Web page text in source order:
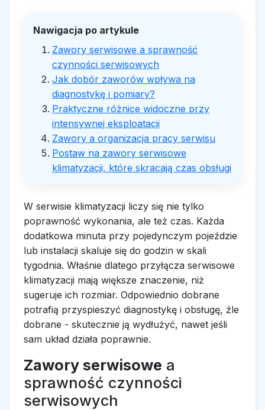
Nawigacja po artykule
Zawory serwisowe a sprawność
czynności serwisowych
Jak dobór zaworów wpływa na
diagnostykę i pomiary?
Praktyczne różnice widoczne przy
intensywnej eksploatacji
Zawory a organizacja pracy serwisu
Postaw na zawory serwisowe
klimatyzacji, które skracają czas obsługi
W serwisie klimatyzacji liczy się nie tylko
poprawność wykonania, ale też czas. Każda
dodatkowa minuta przy pojedynczym pojeździe
lub instalacji skaluje się do godzin w skali
tygodnia. Właśnie dlatego przyłącza serwisowe
klimatyzacji mają większe znaczenie, niż
sugeruje ich rozmiar. Odpowiednio dobrane
potrafią przyspieszyć diagnostykę i obsługę, źle
dobrane - skutecznie ją wydłużyć, nawet jeśli
sam układ działa poprawnie.
Zawory serwisowe a
sprawność czynności
serwisowych